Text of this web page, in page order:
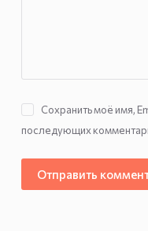
Сохранить моё имя,
последующих
Отправить